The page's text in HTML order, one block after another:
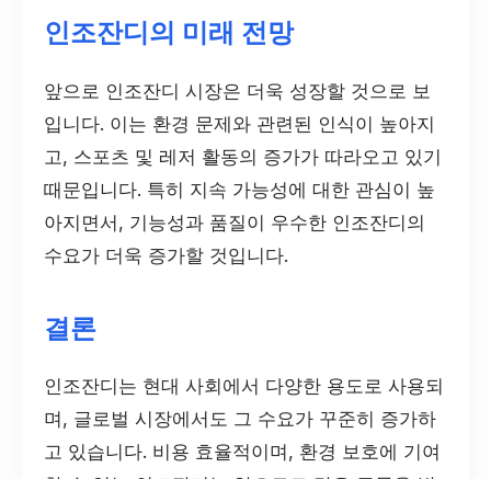
인조잔디의 미래 전망
앞으로 인조잔디 시장은 더욱 성장할 것으로 보
입니다. 이는 환경 문제와 관련된 인식이 높아지
고, 스포츠 및 레저 활동의 증가가 따라오고 있기
때문입니다. 특히 지속 가능성에 대한 관심이 높
아지면서, 기능성과 품질이 우수한 인조잔디의
수요가 더욱 증가할 것입니다.
결론
인조잔디는 현대 사회에서 다양한 용도로 사용되
며, 글로벌 시장에서도 그 수요가 꾸준히 증가하
고 있습니다. 비용 효율적이며, 환경 보호에 기여